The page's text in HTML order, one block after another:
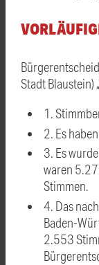
Stadt Blaustein)
1.
2. Es
3. Es
waren
Stimmen.
4. Das
Baden-
2.553